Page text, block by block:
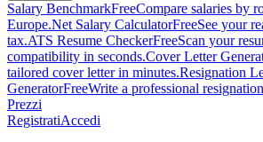
Salary BenchmarkFreeCompare salaries by
Europe.Net Salary CalculatorFreeSee your
tax.ATS Resume CheckerFreeScan your
compatibility in seconds.Cover Letter
tailored cover letter in minutes.Resignation
GeneratorFreeWrite a professional
Prezzi
RegistratiAccedi